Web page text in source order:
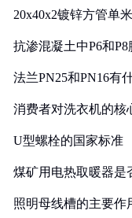
20x40x2镀锌方管单
抗渗混凝土中P6和
法兰PN25和PN16有
消费者对洗衣机的核
U型螺栓的国家标准
煤矿用电热取暖器是
照明母线槽的主要作